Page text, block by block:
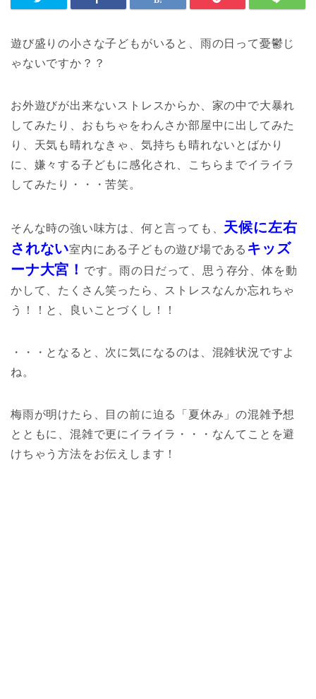
遊び盛りの小さな子どもがいると、雨の日って憂鬱じ
ゃないですか？？
お外遊びが出来ないストレスからか、家の中で大暴れ
してみたり、おもちゃをわんさか部屋中に出してみた
り、天気も晴れなきゃ、気持ちも晴れないとばかり
に、嫌々する子どもに感化され、こちらまでイライラ
してみたり・・・苦笑。
そんな時の強い味方は、何と言っても、 天候に左右
されない室内にある子どもの遊び場である キッズ
ーナ大宮！ です。雨の日だって、思う存分、体を動
かして、たくさん笑ったら、ストレスなんか忘れちゃ
う！！と、良いことづくし！！
・・・となると、次に気になるのは、混雑状況ですよ
ね。
梅雨が明けたら、目の前に迫る「夏休み」の混雑予想
とともに、混雑で更にイライラ・・・なんてことを避
けちゃう方法をお伝えします！